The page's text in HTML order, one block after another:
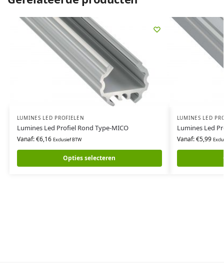
LUMINES LED PROFIELEN
Lumines Led Profiel Rond Type-MICO
Vanaf:€6,16 Exclusief BTW
Opties selecteren
LUMINES LED
Lumines Led
Vanaf:€5,99